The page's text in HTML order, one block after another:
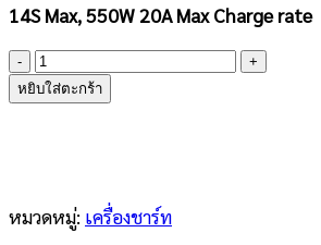
14S Max, 550W 20A Max Charge rate
จำนวน
Hyperion
EOS
หยิบใส่ตะกร้า
หมวดหมู่: เครื่องชาร์ท